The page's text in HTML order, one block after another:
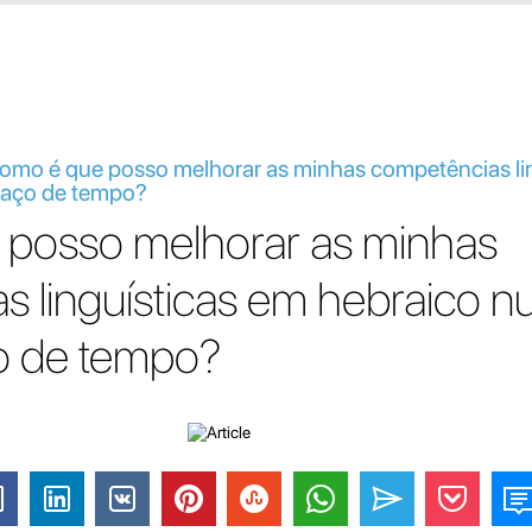
é que posso melhorar as minhas competências
de tempo?
melhorar as minhas
linguísticas em hebraico
de tempo?